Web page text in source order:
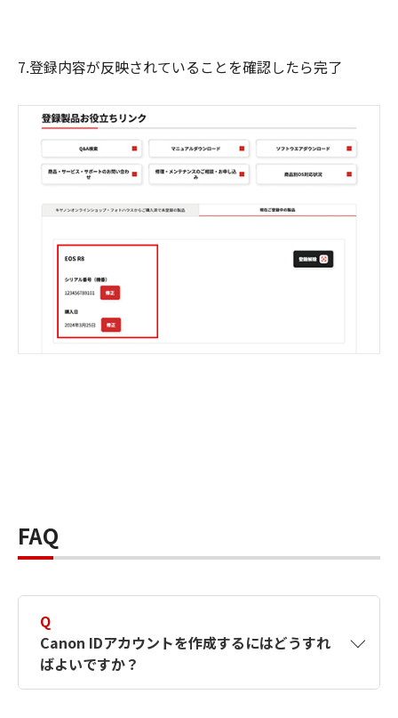
7.登録内容が反映されていることを確認したら完了
FAQ
Q
Canon IDアカウントを作成するにはどうすれ
ばよいですか？